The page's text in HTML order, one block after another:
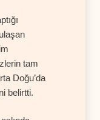
tam
Doğu’da
belirtti.